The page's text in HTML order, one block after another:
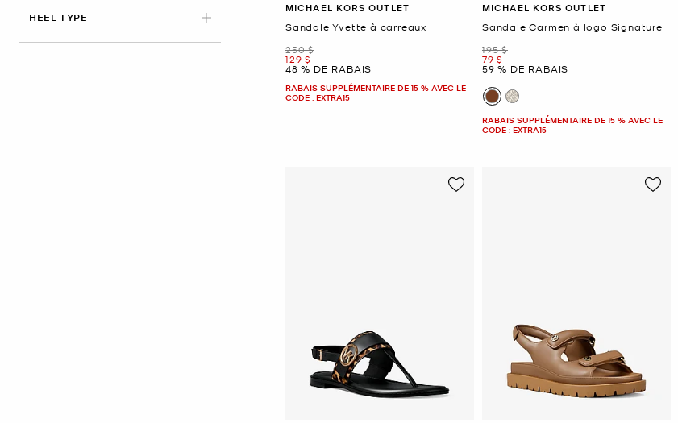
HEEL TYPE
MICHAEL KORS OUTLET
Sandale Yvette à carreaux
était
250 $
maintenant
129 $
48 % DE RABAIS
RABAIS SUPPLÉMENTAIRE DE 15 % AVEC LE
CODE : EXTRA15
MICHAEL KORS OUTLET
Sandale Carmen à logo Signature
était
195 $
maintenant
79 $
59 % DE RABAIS
RABAIS SUPPLÉMENTAIRE DE 15 % AVEC LE
CODE : EXTRA15